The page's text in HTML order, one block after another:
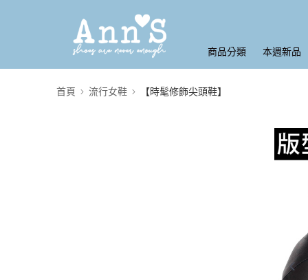
商品分類 本週新品
首頁 流行女鞋 【時髦修飾尖頭鞋】